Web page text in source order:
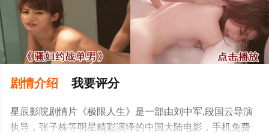
剧情介绍 我要评分
星辰影院剧情片《极限人生》是一部由刘中军,段国云导演
执导，张子栋等明星精彩演绎的中国大陆电影，手机免费